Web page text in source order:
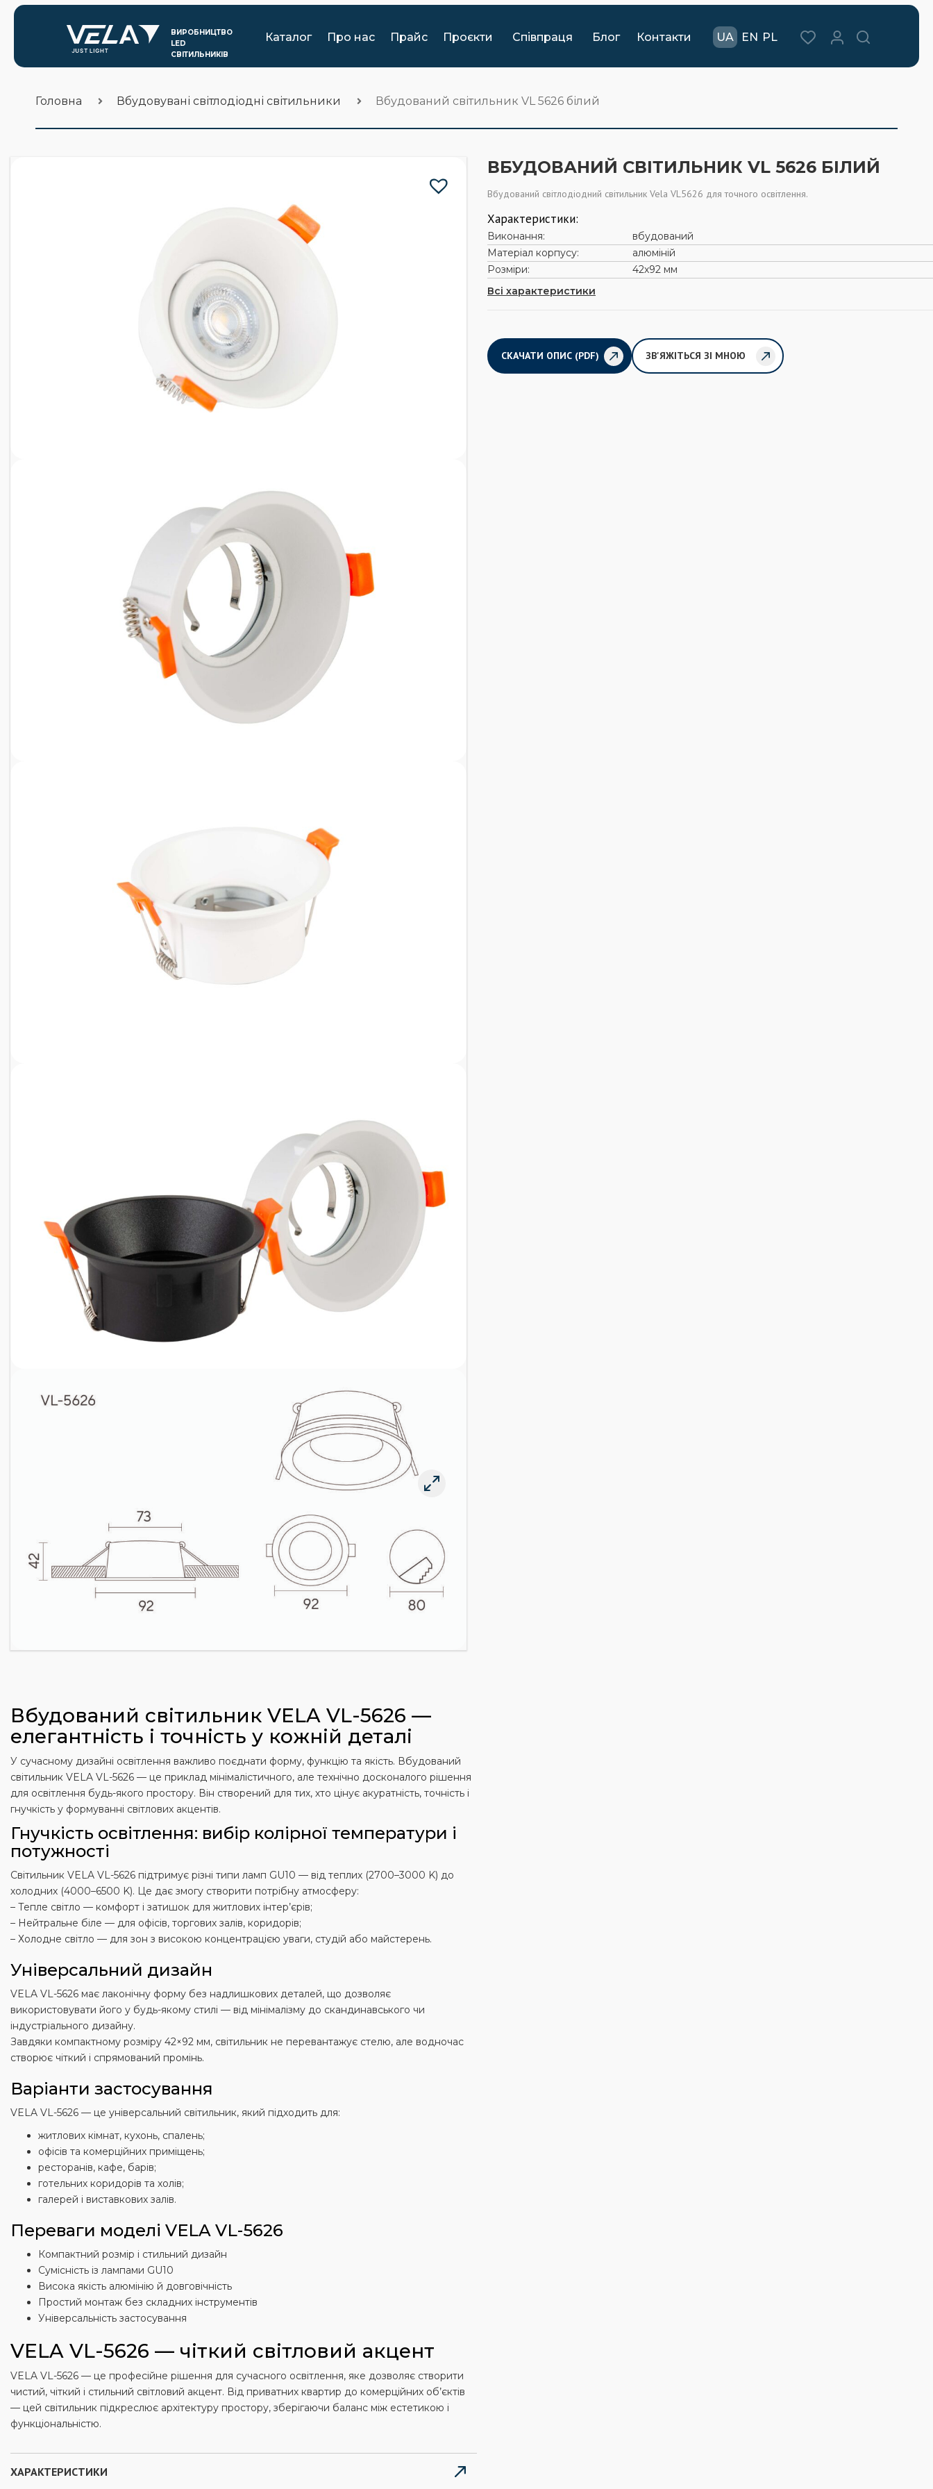
Каталог Про нас Прайс Проєкти Співпраця Блог Контакти EN PL
UA
Головна Вбудовувані світлодіодні світильники Вбудований світильник VL 5626 білий
ВБУДОВАНИЙ СВІТИЛЬНИК VL 5626 БІЛИЙ
Вбудований світлодіодний світильник Vela VL5626 для точного освітлення.
Характеристики:
Виконання:
вбудований
Матеріал корпусу:
алюміній
Розміри:
42х92 мм
Всі характеристики
СКАЧАТИ ОПИС (PDF) ЗВ'ЯЖІТЬСЯ ЗІ МНОЮ
Вбудований світильник VELA VL-5626 —
елегантність і точність у кожній деталі
У сучасному дизайні освітлення важливо поєднати форму, функцію та якість. Вбудований
світильник VELA VL-5626 — це приклад мінімалістичного, але технічно досконалого рішення
для освітлення будь-якого простору. Він створений для тих, хто цінує акуратність, точність і
гнучкість у формуванні світлових акцентів.
Гнучкість освітлення: вибір колірної температури і
потужності
Світильник VELA VL-5626 підтримує різні типи ламп GU10 — від теплих (2700–3000 K) до
холодних (4000–6500 K). Це дає змогу створити потрібну атмосферу:
– Тепле світло — комфорт і затишок для житлових інтер’єрів;
– Нейтральне біле — для офісів, торгових залів, коридорів;
– Холодне світло — для зон з високою концентрацією уваги, студій або майстерень.
Універсальний дизайн
VELA VL-5626 має лаконічну форму без надлишкових деталей, що дозволяє
використовувати його у будь-якому стилі — від мінімалізму до скандинавського чи
індустріального дизайну.
Завдяки компактному розміру 42×92 мм, світильник не перевантажує стелю, але водночас
створює чіткий і спрямований промінь.
Варіанти застосування
VELA VL-5626 — це універсальний світильник, який підходить для:
житлових кімнат, кухонь, спалень;
офісів та комерційних приміщень;
ресторанів, кафе, барів;
готельних коридорів та холів;
галерей і виставкових залів.
Переваги моделі VELA VL-5626
Компактний розмір і стильний дизайн
Сумісність із лампами GU10
Висока якість алюмінію й довговічність
Простий монтаж без складних інструментів
Універсальність застосування
VELA VL-5626 — чіткий світловий акцент
VELA VL-5626 — це професійне рішення для сучасного освітлення, яке дозволяє створити
чистий, чіткий і стильний світловий акцент. Від приватних квартир до комерційних об’єктів
— цей світильник підкреслює архітектуру простору, зберігаючи баланс між естетикою і
функціональністю.
ХАРАКТЕРИСТИКИ